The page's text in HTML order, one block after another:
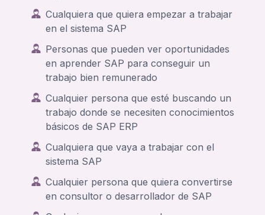
Cualquiera que quiera empezar a trabajar
en el sistema SAP
Personas que pueden ver oportunidades
en aprender SAP para conseguir un
trabajo bien remunerado
Cualquier persona que esté buscando un
trabajo donde se necesiten conocimientos
básicos de SAP ERP
Cualquiera que vaya a trabajar con el
sistema SAP
Cualquier persona que quiera convertirse
en consultor o desarrollador de SAP